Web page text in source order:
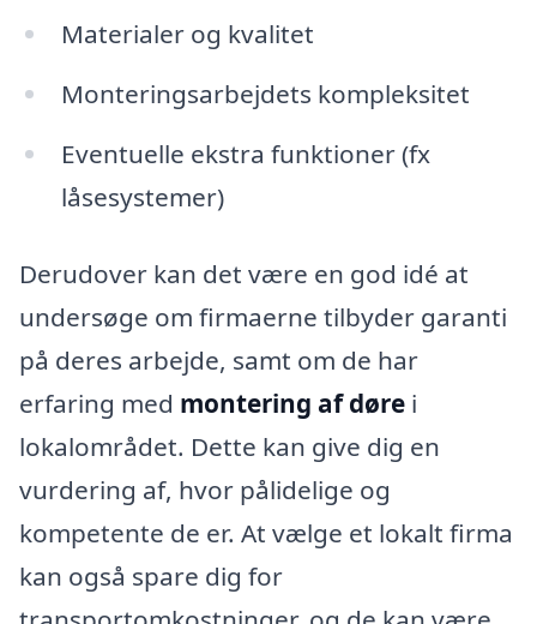
Materialer og kvalitet
Monteringsarbejdets kompleksitet
Eventuelle ekstra funktioner (fx
låsesystemer)
Derudover kan det være en god idé at
undersøge om firmaerne tilbyder garanti
på deres arbejde, samt om de har
erfaring med montering af døre i
lokalområdet. Dette kan give dig en
vurdering af, hvor pålidelige og
kompetente de er. At vælge et lokalt firma
kan også spare dig for